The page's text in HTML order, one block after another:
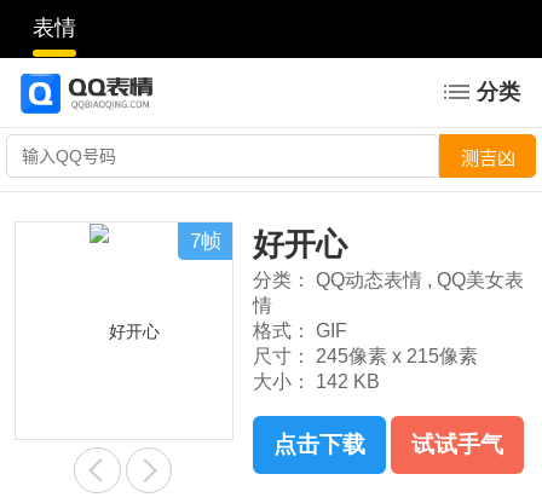
表情
分类
7帧 好开心
分类： QQ动态表情 , QQ美女表
情
格式：
GIF
尺寸：
245像素 x 215像素
大小：
142 KB
点击下载 试试手气